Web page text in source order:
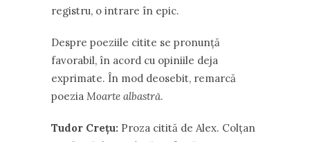
registru, o intrare în epic.
Despre poeziile citite se pronunță
favorabil, în acord cu opiniile deja
exprimate. În mod deosebit, remarcă
poezia Moarte albastră.
Tudor Crețu: Proza citită de Alex. Colțan